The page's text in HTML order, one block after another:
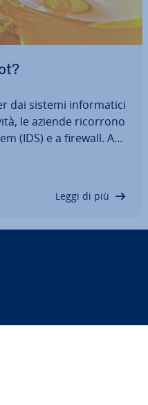
dai sistemi in­for­ma­ti­ci
le aziende ricorrono
(IDS) e a firewall. A
che attirano gli
Leggi di più